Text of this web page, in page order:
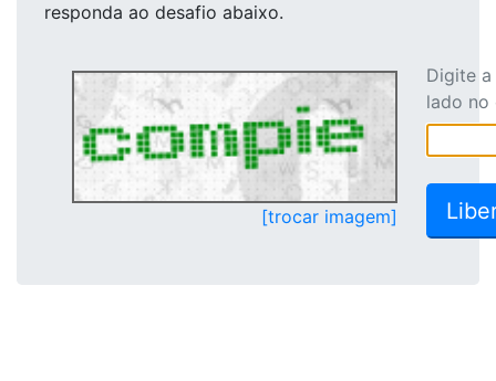
responda ao desafio abaixo.
[trocar imagem]
Digite
lado no